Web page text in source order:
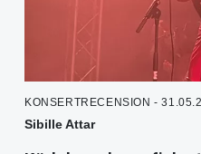
KONSERTRECENSION -
Sibille Attar